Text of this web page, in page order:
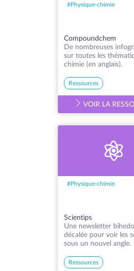
#Physique-chimie
Compoundchem
De nombreuses
sur toutes les
chimie (en anglais).
Ressources
VOIR LA
#Physique-chimie
Scientips
Une newsletter
décalée pour voir les
sous un nouvel angle.
Ressources